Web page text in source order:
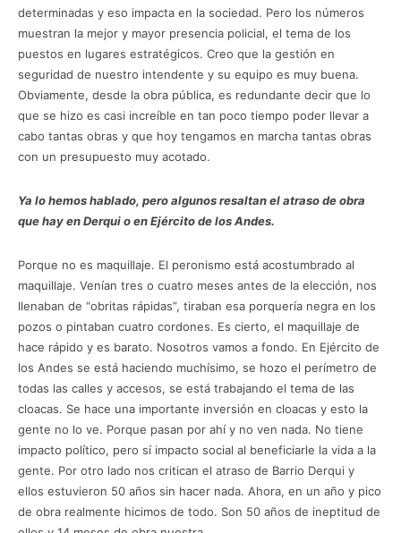
determinadas y eso impacta en la sociedad. Pero los números
muestran la mejor y mayor presencia policial, el tema de los
puestos en lugares estratégicos. Creo que la gestión en
seguridad de nuestro intendente y su equipo es muy buena.
Obviamente, desde la obra pública, es redundante decir que lo
que se hizo es casi increíble en tan poco tiempo poder llevar a
cabo tantas obras y que hoy tengamos en marcha tantas obras
con un presupuesto muy acotado.
Ya lo hemos hablado, pero algunos resaltan el atraso de obra
que hay en Derqui o en Ejército de los Andes.
Porque no es maquillaje. El peronismo está acostumbrado al
maquillaje. Venían tres o cuatro meses antes de la elección, nos
llenaban de “obritas rápidas”, tiraban esa porquería negra en los
pozos o pintaban cuatro cordones. Es cierto, el maquillaje de
hace rápido y es barato. Nosotros vamos a fondo. En Ejército de
los Andes se está haciendo muchísimo, se hozo el perímetro de
todas las calles y accesos, se está trabajando el tema de las
cloacas. Se hace una importante inversión en cloacas y esto la
gente no lo ve. Porque pasan por ahí y no ven nada. No tiene
impacto político, pero sí impacto social al beneficiarle la vida a la
gente. Por otro lado nos critican el atraso de Barrio Derqui y
ellos estuvieron 50 años sin hacer nada. Ahora, en un año y pico
de obra realmente hicimos de todo. Son 50 años de ineptitud de